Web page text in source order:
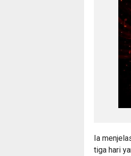
Ia
tiga hari